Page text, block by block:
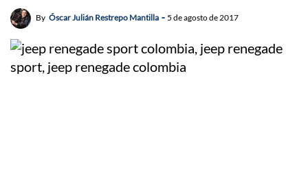
By Óscar Julián Restrepo Mantilla 5 de agosto de 2017